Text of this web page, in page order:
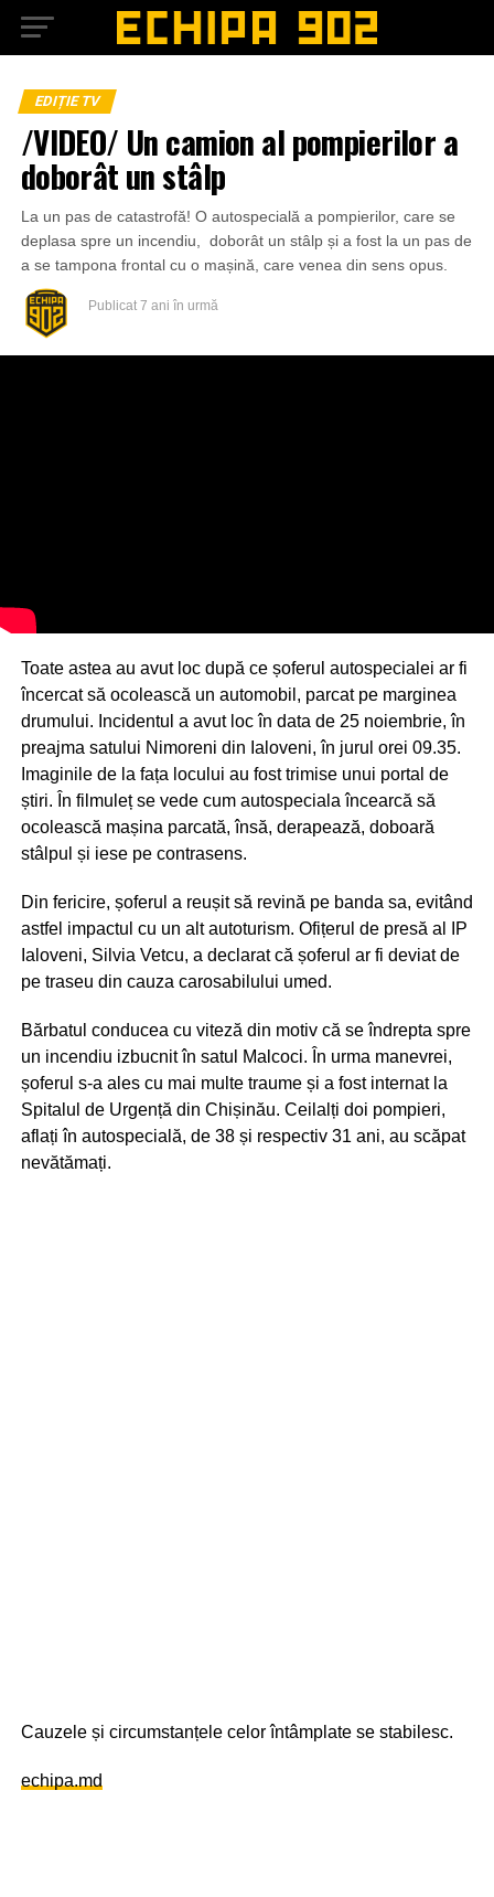
EDIȚIE TV
/VIDEO/ Un camion al pompierilor a
doborât un stâlp
La un pas de catastrofă! O autospecială a pompierilor, care se
deplasa spre un incendiu, doborât un stâlp și a fost la un pas de
a se tampona frontal cu o mașină, care venea din sens opus.
Publicat 7 ani în urmă
Toate astea au avut loc după ce șoferul autospecialei ar fi
încercat să ocolească un automobil, parcat pe marginea
drumului. Incidentul a avut loc în data de 25 noiembrie, în
preajma satului Nimoreni din Ialoveni, în jurul orei 09.35.
Imaginile de la fața locului au fost trimise unui portal de
știri. În filmuleț se vede cum autospeciala încearcă să
ocolească mașina parcată, însă, derapează, doboară
stâlpul și iese pe contrasens.
Din fericire, șoferul a reușit să revină pe banda sa, evitând
astfel impactul cu un alt autoturism. Ofițerul de presă al IP
Ialoveni, Silvia Vetcu, a declarat că șoferul ar fi deviat de
pe traseu din cauza carosabilului umed.
Bărbatul conducea cu viteză din motiv că se îndrepta spre
un incendiu izbucnit în satul Malcoci. În urma manevrei,
șoferul s-a ales cu mai multe traume și a fost internat la
Spitalul de Urgență din Chișinău. Ceilalți doi pompieri,
aflați în autospecială, de 38 și respectiv 31 ani, au scăpat
nevătămați.
Cauzele și circumstanțele celor întâmplate se stabilesc.
echipa.md